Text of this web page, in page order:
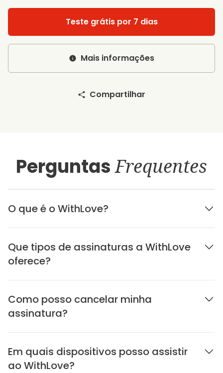
Teste grátis por 7 dias
Mais informações
Compartilhar
PerguntasFrequentes
O que é o WithLove?
Que tipos de assinaturas a WithLove
oferece?
Como posso cancelar minha
assinatura?
Em quais dispositivos posso assistir
ao WithLove?